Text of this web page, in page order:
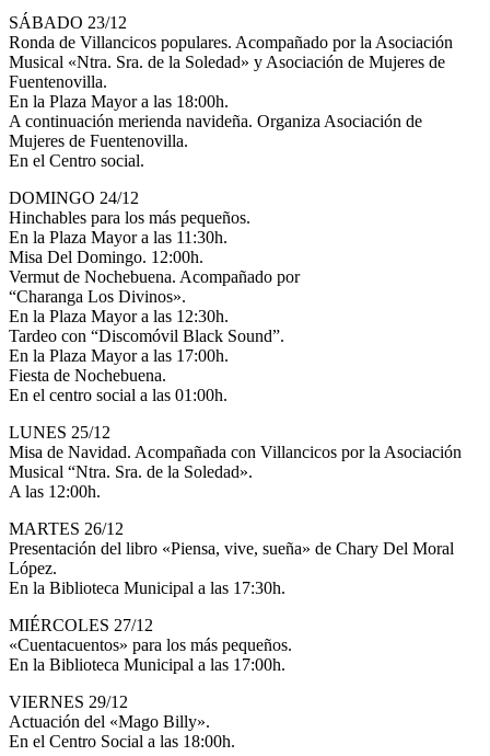
SÁBADO 23/12
Ronda de Villancicos populares. Acompañado por la Asociación
Musical «Ntra. Sra. de la Soledad» y Asociación de Mujeres de
Fuentenovilla.
En la Plaza Mayor a las 18:00h.
A continuación merienda navideña. Organiza Asociación de
Mujeres de Fuentenovilla.
En el Centro social.
DOMINGO 24/12
Hinchables para los más pequeños.
En la Plaza Mayor a las 11:30h.
Misa Del Domingo. 12:00h.
Vermut de Nochebuena. Acompañado por
“Charanga Los Divinos».
En la Plaza Mayor a las 12:30h.
Tardeo con “Discomóvil Black Sound”.
En la Plaza Mayor a las 17:00h.
Fiesta de Nochebuena.
En el centro social a las 01:00h.
LUNES 25/12
Misa de Navidad. Acompañada con Villancicos por la Asociación
Musical “Ntra. Sra. de la Soledad».
A las 12:00h.
MARTES 26/12
Presentación del libro «Piensa, vive, sueña» de Chary Del Moral
López.
En la Biblioteca Municipal a las 17:30h.
MIÉRCOLES 27/12
«Cuentacuentos» para los más pequeños.
En la Biblioteca Municipal a las 17:00h.
VIERNES 29/12
Actuación del «Mago Billy».
En el Centro Social a las 18:00h.